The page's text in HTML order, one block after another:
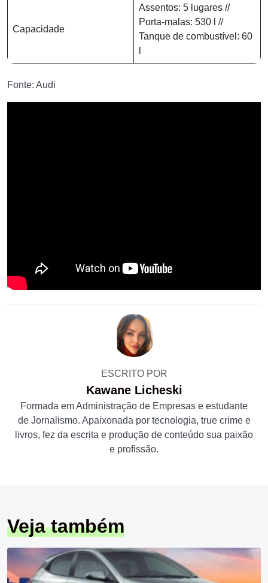
Capacidade
Assentos: 5 lugares //
Porta-malas: 530 l //
Tanque de combustível: 60
Fonte: Audi
ESCRITO POR
Kawane Licheski
Formada em Administração de Empresas e estudante
de Jornalismo. Apaixonada por tecnologia, true crime e
livros, fez da escrita e produção de conteúdo sua paixão
e profissão.
Veja também